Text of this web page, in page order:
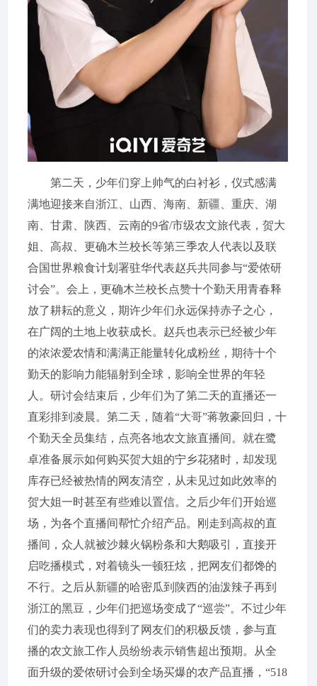
第二天，少年们穿上帅气的白衬衫，仪式感满
满地迎接来自浙江、山西、海南、新疆、重庆、湖
南、甘肃、陕西、云南的9省/市级农文旅代表，贺大
姐、高叔、更确木兰校长等第三季农人代表以及联
合国世界粮食计划署驻华代表赵兵共同参与“爱侬研
讨会”。会上，更确木兰校长点赞十个勤天用青春释
放了耕耘的意义，期许少年们永远保持赤子之心，
在广阔的土地上收获成长。赵兵也表示已经被少年
的浓浓爱农情和满满正能量转化成粉丝，期待十个
勤天的影响力能辐射到全球，影响全世界的年轻
人。研讨会结束后，少年们为了第二天的直播还一
直彩排到凌晨。第二天，随着“大哥”蒋敦豪回归，十
个勤天全员集结，点亮各地农文旅直播间。就在鹭
卓准备展示如何购买贺大姐的宁乡花猪时，却发现
库存已经被热情的网友清空，从未见过如此效率的
贺大姐一时甚至有些难以置信。之后少年们开始巡
场，为各个直播间帮忙介绍产品。刚走到高叔的直
播间，众人就被沙棘火锅粉条和大鹅吸引，直接开
启吃播模式，对着镜头一顿狂炫，把网友们都馋的
不行。之后从新疆的哈密瓜到陕西的油泼辣子再到
浙江的黑豆，少年们把巡场变成了“巡尝”。不过少年
们的卖力表现也得到了网友们的积极反馈，参与直
播的农文旅工作人员纷纷表示销售超出预期。从全
面升级的爱侬研讨会到全场买爆的农产品直播，“518